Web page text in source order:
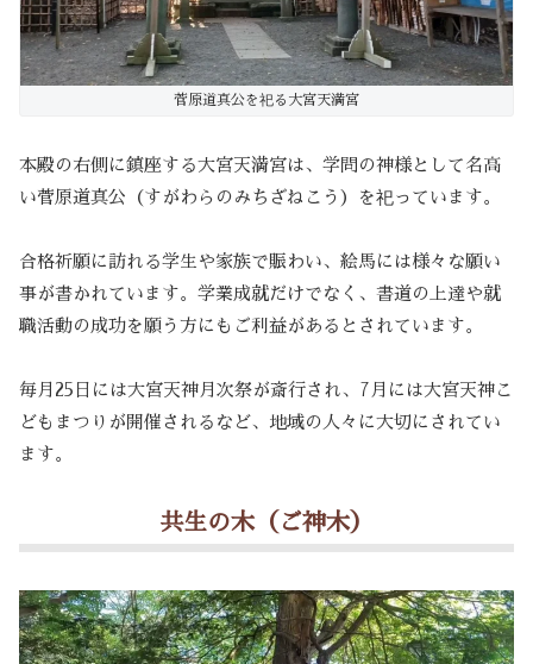
菅原道真公を祀る大宮天満宮
本殿の右側に鎮座する大宮天満宮は、学問の神様として名高
い菅原道真公（すがわらのみちざねこう）を祀っています。
合格祈願に訪れる学生や家族で賑わい、絵馬には様々な願い
事が書かれています。学業成就だけでなく、書道の上達や就
職活動の成功を願う方にもご利益があるとされています。
毎月25日には大宮天神月次祭が斎行され、7月には大宮天神こ
どもまつりが開催されるなど、地域の人々に大切にされてい
ます。
共生の木（ご神木）